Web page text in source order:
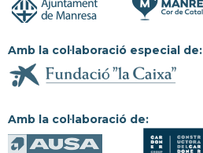
Amb la col·laboració especial de:
Amb la col·laboració de: